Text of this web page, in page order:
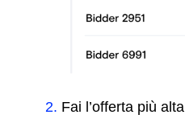
2. Fai l’offerta più alta